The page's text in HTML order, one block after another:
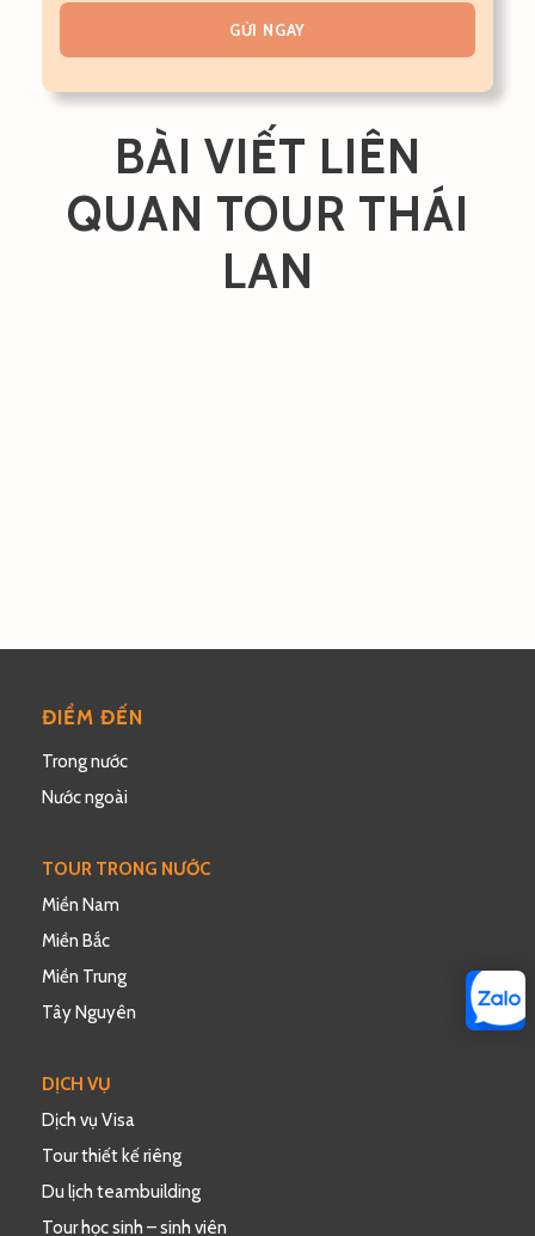
BÀI VIẾT LIÊN
QUAN TOUR THÁI
LAN
ĐIỂM ĐẾN
Trong nước
Nước ngoài
TOUR TRONG NƯỚC
Miền Nam
Miền Bắc
Miền Trung
Tây Nguyên
DỊCH VỤ
Dịch vụ Visa
Tour thiết kế riêng
Du lịch teambuilding
Tour học sinh – sinh viên